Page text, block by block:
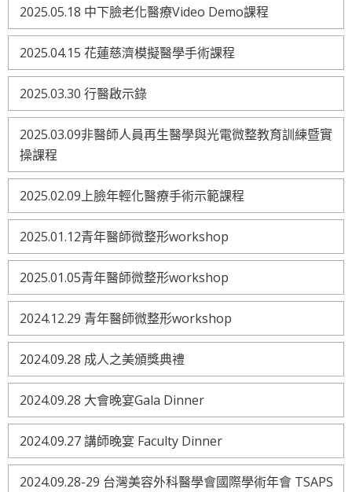
2025.05.18 中下臉老化醫療Video Demo課程
2025.04.15 花蓮慈濟模擬醫學手術課程
2025.03.30 行醫啟示錄
2025.03.09非醫師人員再生醫學與光電微整教育訓練暨實
操課程
2025.02.09上臉年輕化醫療手術示範課程
2025.01.12青年醫師微整形workshop
2025.01.05青年醫師微整形workshop
2024.12.29 青年醫師微整形workshop
2024.09.28 成人之美頒獎典禮
2024.09.28 大會晚宴Gala Dinner
2024.09.27 講師晚宴 Faculty Dinner
2024.09.28-29 台灣美容外科醫學會國際學術年會 TSAPS